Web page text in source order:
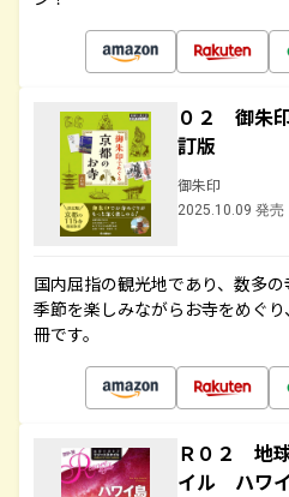
０２ 御朱
訂版
御朱印
2025.10.09 発売
国内屈指の観光地であり、数多の
季節を楽しみながらお寺をめぐ
冊です。
Ｒ０２ 地
イル ハワ